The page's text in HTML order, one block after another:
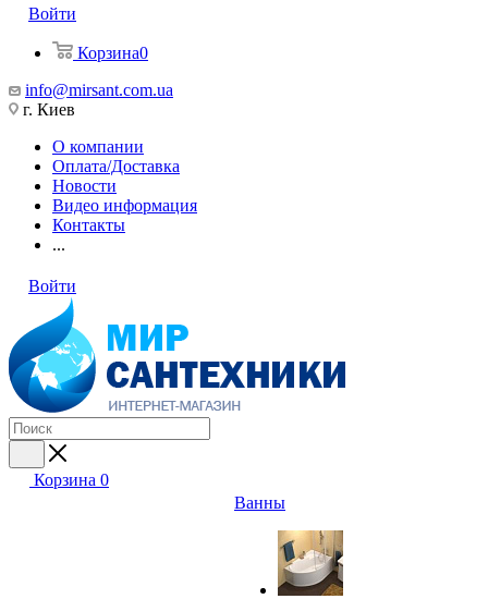
Войти
Корзина0
info@mirsant.com.ua
г. Киев
О компании
Оплата/Доставка
Новости
Видео информация
Контакты
...
Войти
Корзина 0
Ванны